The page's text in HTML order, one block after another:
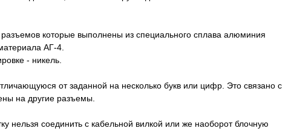
которые выполнены из специального сплава алюминия
АГ-4.
- никель.
от заданной на несколько букв или цифр. Это связано с
на другие разъемы.
нельзя соединить с кабельной вилкой или же наоборот блочную